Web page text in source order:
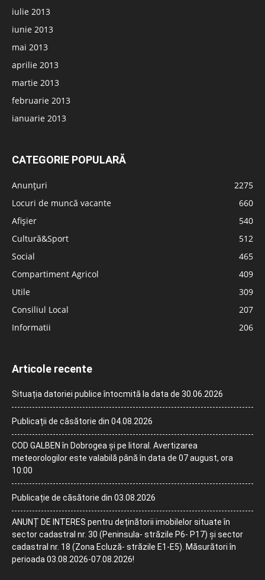
iulie 2013
iunie 2013
mai 2013
aprilie 2013
martie 2013
februarie 2013
ianuarie 2013
CATEGORIE POPULARĂ
Anunțuri
2275
Locuri de muncă vacante
660
Afișier
540
Cultură&Sport
512
Social
465
Compartiment Agricol
409
Utile
309
Consiliul Local
207
Informatii
206
Articole recente
Situația datoriei publice întocmită la data de 30.06.2026
Publicații de căsătorie din 04.08.2026
COD GALBEN în Dobrogea și pe litoral. Avertizarea
meteorologilor este valabilă până în data de 07 august, ora
10:00
Publicație de căsătorie din 03.08.2026
ANUNȚ DE INTERES pentru deținătorii imobilelor situate în
sector cadastral nr. 30 (Peninsula- străzile P6- P17) și sector
cadastral nr. 18 (Zona Ecluză- străzile E1-E5). Măsurători în
perioada 03.08.2026-07.08.2026!